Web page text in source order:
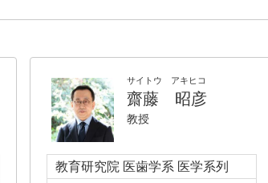
サイトウ アキヒコ
齋藤 昭彦
教授
教育研究院 医歯学系 医学系列